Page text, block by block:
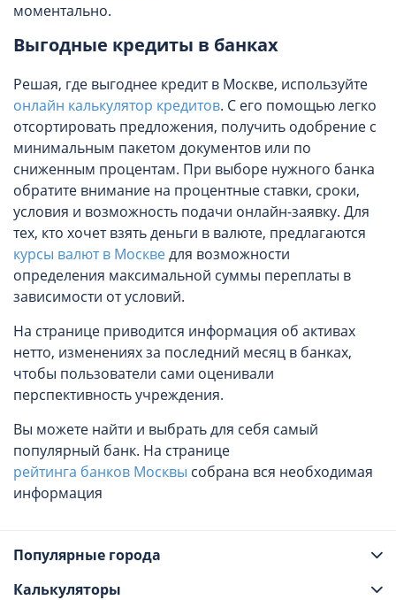
моментально.
Выгодные кредиты в банках
Решая, где выгоднее кредит в Москве, используйте
онлайн калькулятор кредитов. С его помощью легко
отсортировать предложения, получить одобрение с
минимальным пакетом документов или по
сниженным процентам. При выборе нужного банка
обратите внимание на процентные ставки, сроки,
условия и возможность подачи онлайн-заявку. Для
тех, кто хочет взять деньги в валюте, предлагаются
курсы валют в Москведля возможности
определения максимальной суммы переплаты в
зависимости от условий.
На странице приводится информация об активах
нетто, изменениях за последний месяц в банках,
чтобы пользователи сами оценивали
перспективность учреждения.
Вы можете найти и выбрать для себя самый
популярный банк. На странице
рейтинга банков Москвы собрана вся необходимая
информация
Популярные города
Калькуляторы